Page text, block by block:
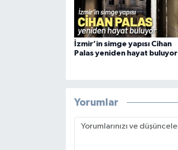
İzmir’in simge yapısı Cihan
Palas yeniden hayat buluyor
Yorumlar